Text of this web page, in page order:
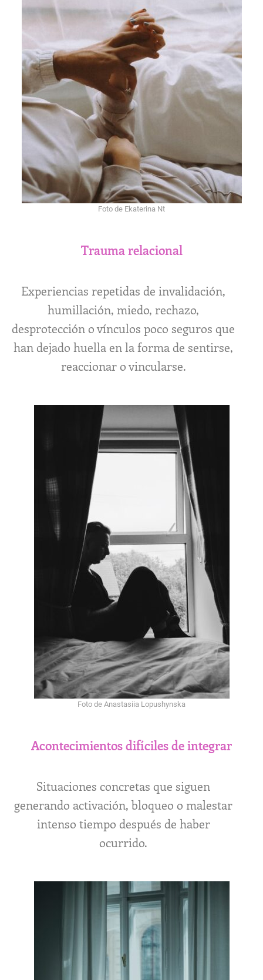
Foto de Ekaterina Nt
Trauma relacional
Experiencias repetidas de invalidación,
humillación, miedo, rechazo,
desprotección o vínculos poco seguros que
han dejado huella en la forma de sentirse,
reaccionar o vincularse.
Foto de Anastasiia Lopushynska
Acontecimientos difíciles de integrar
Situaciones concretas que siguen
generando activación, bloqueo o malestar
intenso tiempo después de haber
ocurrido.